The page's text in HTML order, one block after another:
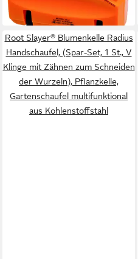
in 3-4 Werktagen bei dir
Root Slayer® Blumenkelle Radius
Handschaufel, (Spar-Set, 1 St., V
Klinge mit Zähnen zum Schneiden
der Wurzeln), Pflanzkelle,
Gartenschaufel multifunktional
aus Kohlenstoffstahl